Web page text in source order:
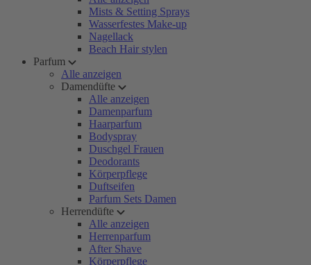
Mists & Setting Sprays
Wasserfestes Make-up
Nagellack
Beach Hair stylen
Parfum
Alle anzeigen
Damendüfte
Alle anzeigen
Damenparfum
Haarparfum
Bodyspray
Duschgel Frauen
Deodorants
Körperpflege
Duftseifen
Parfum Sets Damen
Herrendüfte
Alle anzeigen
Herrenparfum
After Shave
Körperpflege